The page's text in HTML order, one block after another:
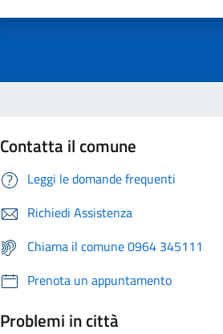
Contatta il comune
Leggi le domande frequenti
Richiedi Assistenza
Chiama il comune 0964 345111
Prenota un appuntamento
Problemi in città